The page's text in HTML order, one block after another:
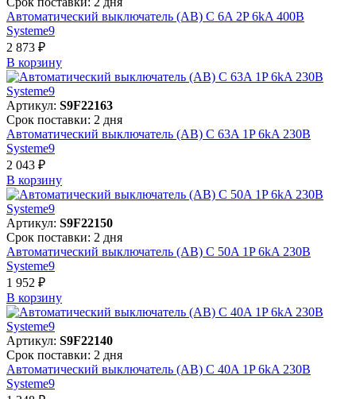
Автоматический выключатель (АВ) C 6A 2P 6kA 400В
Systeme9
2 873 ₽
В корзинy
Артикул: S9F22163
Срок поставки: 2 дня
Автоматический выключатель (АВ) C 63A 1P 6kA 230В
Systeme9
2 043 ₽
В корзинy
Артикул: S9F22150
Срок поставки: 2 дня
Автоматический выключатель (АВ) C 50A 1P 6kA 230В
Systeme9
1 952 ₽
В корзинy
Артикул: S9F22140
Срок поставки: 2 дня
Автоматический выключатель (АВ) C 40A 1P 6kA 230В
Systeme9